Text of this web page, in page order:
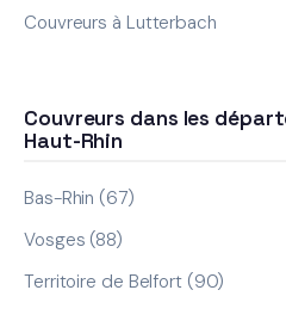
Couvreurs à Lutterbach
Couvreurs dans les
Haut-Rhin
Bas-Rhin (67)
Vosges (88)
Territoire de Belfort (90)